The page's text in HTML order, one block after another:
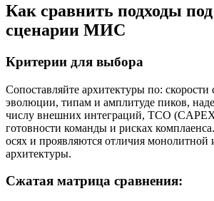
Как сравнить подходы
сценарии МИС
Критерии для выбора
Сопоставляйте архитектуры по: скорости
эволюции, типам и амплитуде пиков,
числу внешних интеграций, TCO
готовности команды и рисках
осях и проявляются отличия монолитной
архитектуры.
Сжатая матрица сравнения: